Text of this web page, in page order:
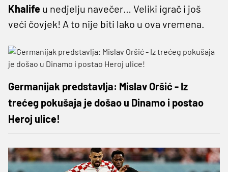
Khalife u nedjelju navečer… Veliki igrač i još
veći čovjek! A to nije biti lako u ova vremena.
Germanijak predstavlja: Mislav Oršić - Iz
trećeg pokušaja je došao u Dinamo i postao
Heroj ulice!